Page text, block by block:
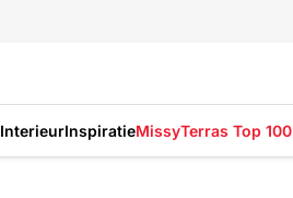
InterieurInspiratieMissyTerras Top 100